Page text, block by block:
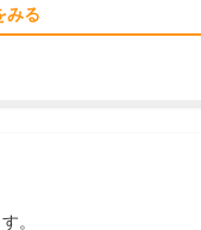
みる
。